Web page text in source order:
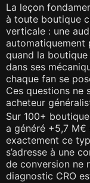
La leçon
à toute boutique
verticale : une
automatiquement
quand la
dans ses
chaque fan se
Ces questions ne
acheteur
Sur 100+
a généré +5,7 M€
exactement ce
s’adresse à une
de conversion ne
diagnostic CRO